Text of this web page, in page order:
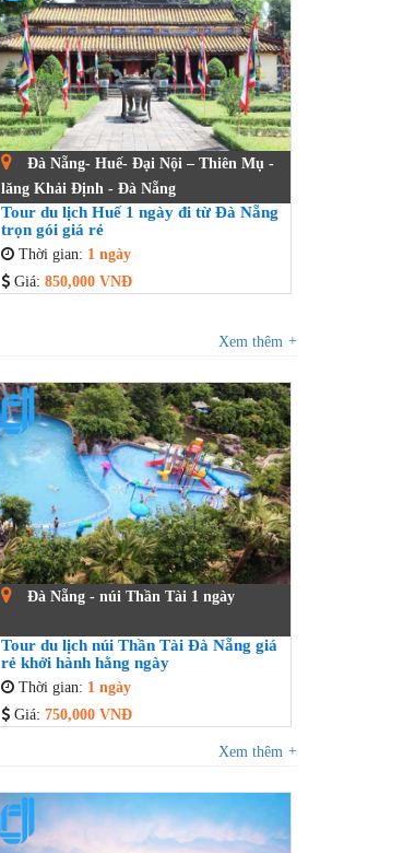
Đà Nẵng- Huế- Đại Nội – Thiên Mụ -
lăng Khải Định - Đà Nẵng
Tour du lịch Huế 1 ngày đi từ Đà Nẵng
trọn gói giá rẻ
Thời gian: 1 ngày
Giá: 850,000 VNĐ
Xem thêm +
Đà Nẵng - núi Thần Tài 1 ngày
Tour du lịch núi Thần Tài Đà Nẵng giá
rẻ khởi hành hằng ngày
Thời gian: 1 ngày
Giá: 750,000 VNĐ
Xem thêm +